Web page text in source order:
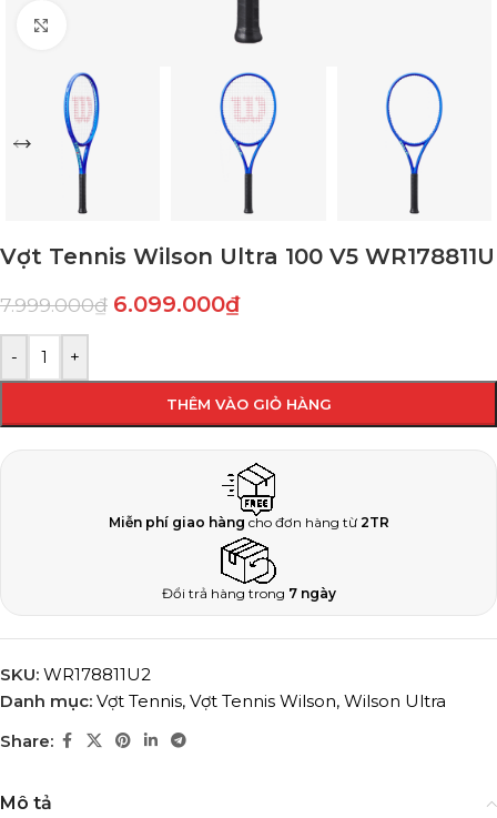
Vợt Tennis Wilson Ultra 100 V5 WR178811U
7.999.000₫ 6.099.000₫
- +
THÊM VÀO GIỎ HÀNG
Miễn phí giao hàng cho đơn hàng từ 2TR
Đổi trả hàng trong 7 ngày
SKU: WR178811U2
Danh mục: Vợt Tennis, Vợt Tennis Wilson, Wilson Ultra
Share:
Mô tả